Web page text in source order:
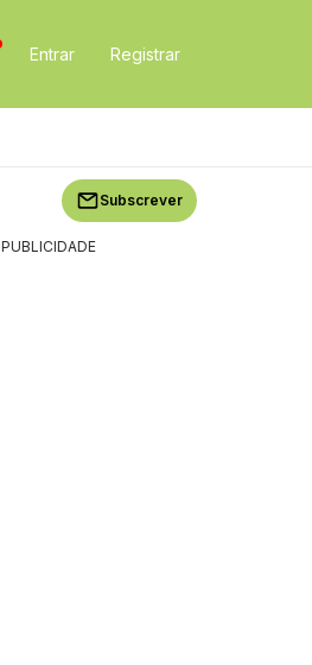
Entrar Registrar
Subscrever
PUBLICIDADE